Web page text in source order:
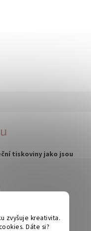
zvyšuje kreativita.
Dáte si?
tiskoviny jako jsou
do jednotlivých